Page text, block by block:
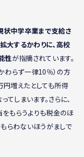
状中学卒業まで支給さ
するかわりに、高校
性が指摘されています。
わらず一律10％）の方
増えたとしても所得
しまいます。さらに、
もらうよりも税金のほ
らわないほうがましで